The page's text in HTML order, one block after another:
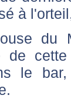
à
du
de
le